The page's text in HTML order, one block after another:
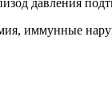
давления
иммунные